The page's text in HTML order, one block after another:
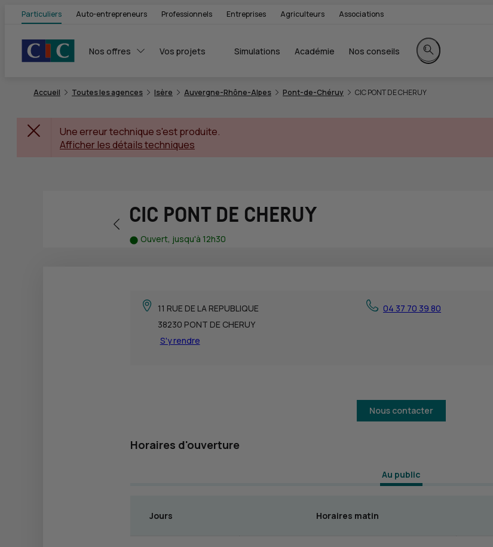
Particuliers Auto-entrepreneurs Professionnels Entreprises Agriculteurs Associations
Nos offres Vos projets Simulations Académie Nos conseils
Rechercher sur le site
Accueil Toutes les agences Isère Auvergne-Rhône-Alpes Pont-de-Chéruy CIC PONT DE CHERUY
Une erreur technique s'est produite.
Afficher les détails techniques
Retour vers la page précédente
CIC PONT DE CHERUY
Ouvert, jusqu'à 12h30
11 RUE DE LA REPUBLIQUE
38230 PONT DE CHERUY
S'y rendre
04 37 70 39 80
Nous contacter
Horaires d'ouverture
Au public
Jours Horaires matin